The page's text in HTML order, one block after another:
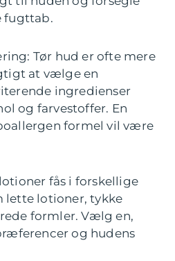
fugttab.
Tør hud er ofte mere
at vælge en
ingredienser
og farvestoffer. En
formel vil være
fås i forskellige
lette lotioner, tykke
formler. Vælg en,
og hudens